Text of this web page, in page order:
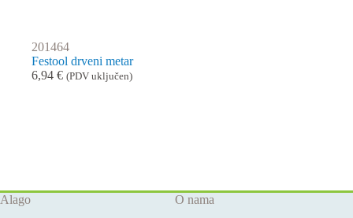
201464
Festool drveni metar
6,94 € (PDV uključen)
Alago
O nama